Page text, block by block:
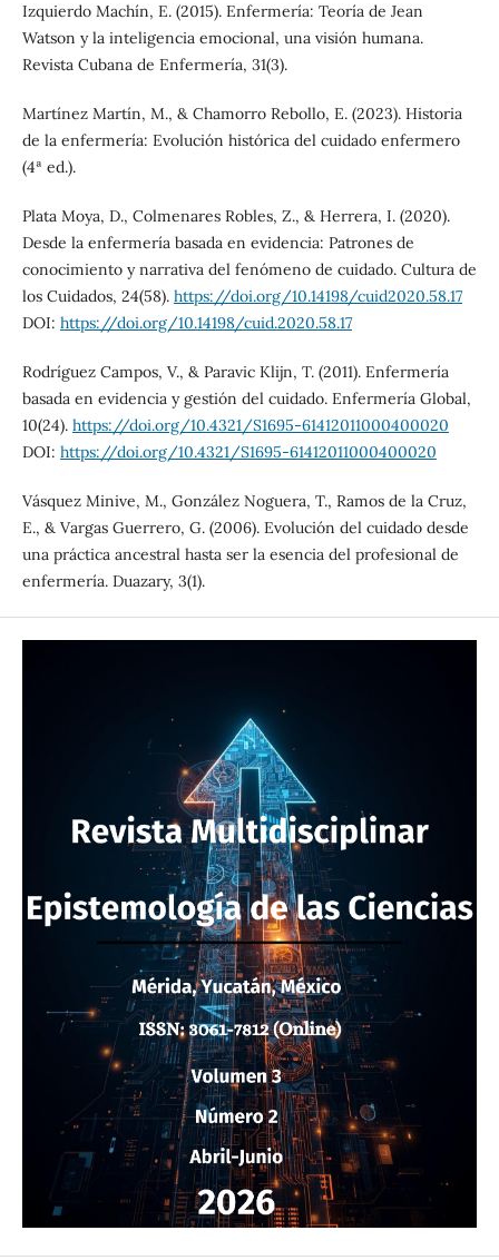
Izquierdo Machín, E. (2015). Enfermería: Teoría de Jean
Watson y la inteligencia emocional, una visión humana.
Revista Cubana de Enfermería, 31(3).
Martínez Martín, M., & Chamorro Rebollo, E. (2023). Historia
de la enfermería: Evolución histórica del cuidado enfermero
(4ª ed.).
Plata Moya, D., Colmenares Robles, Z., & Herrera, I. (2020).
Desde la enfermería basada en evidencia: Patrones de
conocimiento y narrativa del fenómeno de cuidado. Cultura de
los Cuidados, 24(58). https://doi.org/10.14198/cuid2020.58.17
DOI: https://doi.org/10.14198/cuid.2020.58.17
Rodríguez Campos, V., & Paravic Klijn, T. (2011). Enfermería
basada en evidencia y gestión del cuidado. Enfermería Global,
10(24). https://doi.org/10.4321/S1695-61412011000400020
DOI: https://doi.org/10.4321/S1695-61412011000400020
Vásquez Minive, M., González Noguera, T., Ramos de la Cruz,
E., & Vargas Guerrero, G. (2006). Evolución del cuidado desde
una práctica ancestral hasta ser la esencia del profesional de
enfermería. Duazary, 3(1).